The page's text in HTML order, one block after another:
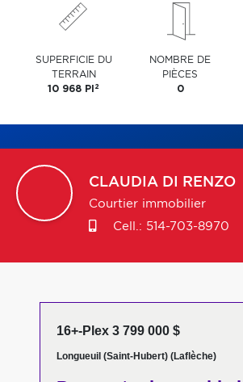
SUPERFICIE DU
TERRAIN
10 968 PI 2
NOMBRE DE
PIÈCES
0
CLAUDIA DI RENZO
Courtier immobilier
Cell.: 514-703-8970
16+-Plex 3 799 000 $
Longueuil (Saint-Hubert) (Laflèche)